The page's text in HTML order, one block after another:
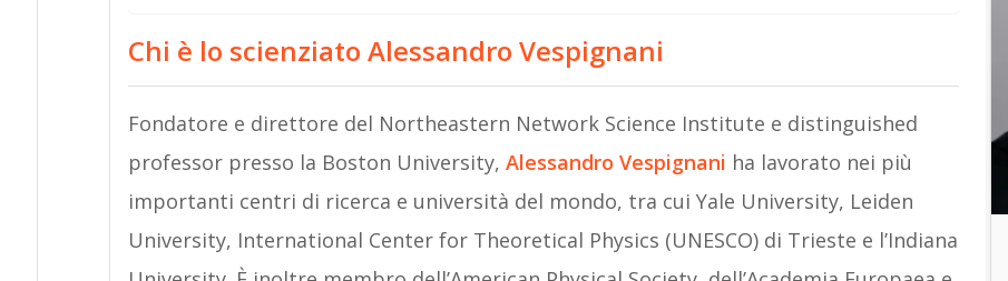
Chi è lo scienziato Alessandro Vespignani
Fondatore e direttore del Northeastern Network Science Institute e distinguished
professor presso la Boston University, Alessandro Vespignani ha lavorato nei più
importanti centri di ricerca e università del mondo, tra cui Yale University, Leiden
University, International Center for Theoretical Physics (UNESCO) di Trieste e l’Indiana